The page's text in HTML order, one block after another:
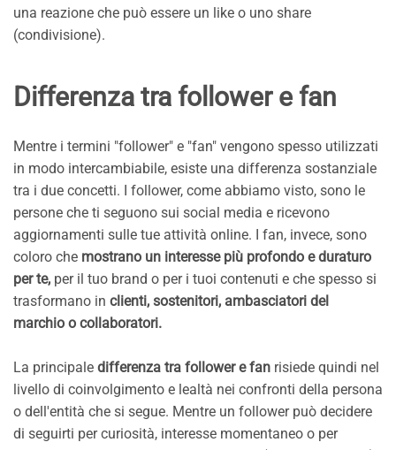
una reazione che può essere un like o uno share
(condivisione).
Differenza tra follower e fan
Mentre i termini "follower" e "fan" vengono spesso utilizzati
in modo intercambiabile, esiste una differenza sostanziale
tra i due concetti. I follower, come abbiamo visto, sono le
persone che ti seguono sui social media e ricevono
aggiornamenti sulle tue attività online. I fan, invece, sono
coloro che mostrano un interesse più profondo e duraturo
per te, per il tuo brand o per i tuoi contenuti e che spesso si
trasformano in clienti, sostenitori, ambasciatori del
marchio o collaboratori.
La principale differenza tra follower e fan risiede quindi nel
livello di coinvolgimento e lealtà nei confronti della persona
o dell'entità che si segue. Mentre un follower può decidere
di seguirti per curiosità, interesse momentaneo o per